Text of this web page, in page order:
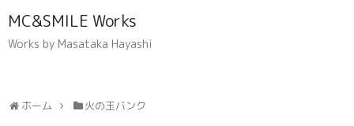
MC&SMILE Works
Works by Masataka Hayashi
ホーム 火の玉バンク